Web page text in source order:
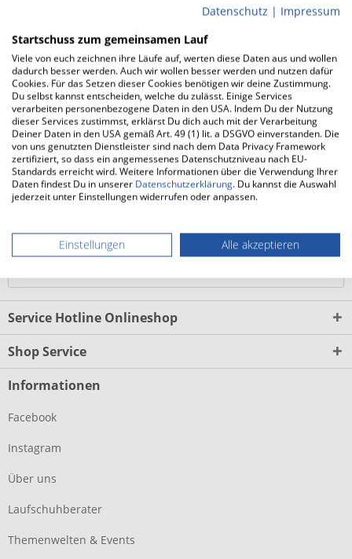
Zwischensohle aus BioMoGo DNA
Herzstück des BROOKS Zeal Walker (Damen)...mehr
FAQ
FAQs zum BROOKS Zeal Walker (Damen)mehr
Weitere Produktinfos vom Hersteller
mehr
Service Hotline Onlineshop
Shop Service
Informationen
Facebook
Instagram
Über uns
Laufschuhberater
Themenwelten & Events
Datenschutz | Impressum
Startschuss zum gemeinsamen Lauf
Viele von euch zeichnen ihre Läufe auf, werten diese Daten aus und wollen
dadurch besser werden. Auch wir wollen besser werden und nutzen dafür
Cookies. Für das Setzen dieser Cookies benötigen wir deine Zustimmung.
Du selbst kannst entscheiden, welche du zulässt. Einige Services
verarbeiten personenbezogene Daten in den USA. Indem Du der Nutzung
dieser Services zustimmst, erklärst Du dich auch mit der Verarbeitung
Deiner Daten in den USA gemäß Art. 49 (1) lit. a DSGVO einverstanden. Die
von uns genutzten Dienstleister sind nach dem Data Privacy Framework
zertifiziert, so dass ein angemessenes Datenschutzniveau nach EU-
Standards erreicht wird. Weitere Informationen über die Verwendung Ihrer
Daten findest Du in unserer Datenschutzerklärung. Du kannst die Auswahl
jederzeit unter Einstellungen widerrufen oder anpassen.
Einstellungen Alle akzeptieren